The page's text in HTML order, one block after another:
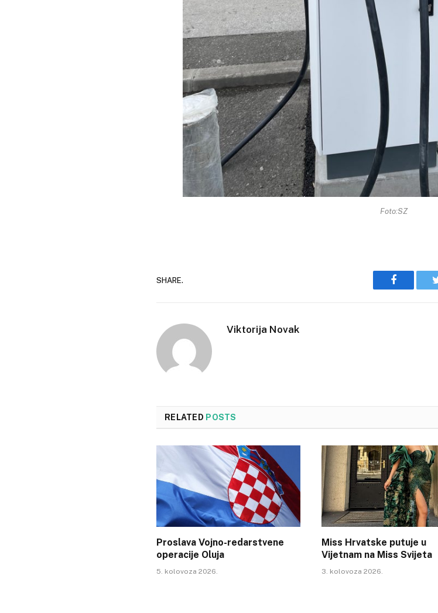
Foto:SZ
SHARE. Facebook
Viktorija Novak
RELATED POSTS
Proslava Vojno-redarstvene
operacije Oluja
5. kolovoza 2026.
Miss Hrvatske putuje u
Vijetnam na Miss Svijeta
3. kolovoza 2026.